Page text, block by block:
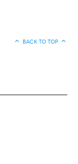
BACK TO TOP